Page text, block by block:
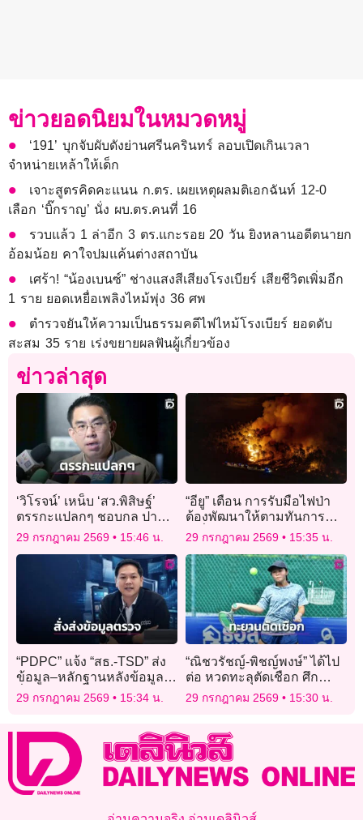
ข่าวยอดนิยมในหมวดหมู่
‘191’ บุกจับผับดังย่านศรีนครินทร์ ลอบเปิดเกินเวลา
จำหน่ายเหล้าให้เด็ก
เจาะสูตรคิดคะแนน ก.ตร. เผยเหตุผลมติเอกฉันท์ 12-0
เลือก ‘บิ๊กราญ’ นั่ง ผบ.ตร.คนที่ 16
รวบแล้ว 1 ล่าอีก 3 ตร.แกะรอย 20 วัน ยิงหลานอดีตนายก
อ้อมน้อย คาใจปมแค้นต่างสถาบัน
เศร้า! “น้องเบนซ์” ช่างแสงสีเสียงโรงเบียร์ เสียชีวิตเพิ่มอีก
1 ราย ยอดเหยื่อเพลิงไหม้พุ่ง 36 ศพ
ตำรวจยันให้ความเป็นธรรมคดีไฟไหม้โรงเบียร์ ยอดดับ
สะสม 35 ราย เร่งขยายผลฟันผู้เกี่ยวข้อง
ข่าวล่าสุด
‘วิโรจน์’ เหน็บ ‘สว.พิสิษฐ์’
ตรรกะแปลกๆ ชอบกล ปาก
บอกว่าไม่มีปัญหาแต่ไม่กล้า
ให้ตรวจเส้นเงิน
29 กรกฎาคม 2569 15:46 น.
“อียู” เตือน การรับมือไฟป่า
ต้องพัฒนาให้ตามทันการ
เปลี่ยนแปลงสภาพอากาศ
29 กรกฎาคม 2569 15:35 น.
“PDPC” แจ้ง “สธ.-TSD” ส่ง
ข้อมูล–หลักฐานหลังข้อมูล
รั่ว
29 กรกฎาคม 2569 15:34 น.
“ณิชวรัชญ์-พิชญ์พงษ์” ได้ไป
ต่อ หวดทะลุตัดเชือก ศึก
เทนนิส “เอเชียน โฟร์ทีน”
29 กรกฎาคม 2569 15:30 น.